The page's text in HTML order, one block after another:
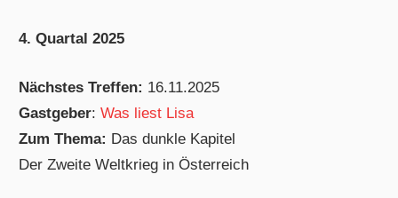
4. Quartal 2025
Nächstes Treffen: 16.11.2025
Gastgeber:Was liest Lisa
Zum Thema: Das dunkle Kapitel
Der Zweite Weltkrieg in Österreich